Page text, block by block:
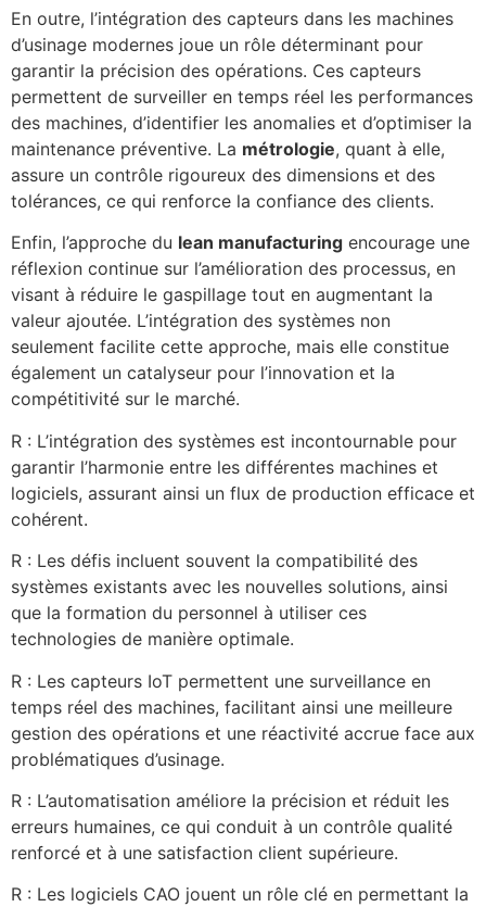
En outre, l’intégration des capteurs dans les machines
d’usinage modernes joue un rôle déterminant pour
garantir la précision des opérations. Ces capteurs
permettent de surveiller en temps réel les performances
des machines, d’identifier les anomalies et d’optimiser la
maintenance préventive. La métrologie, quant à elle,
assure un contrôle rigoureux des dimensions et des
tolérances, ce qui renforce la confiance des clients.
Enfin, l’approche du lean manufacturing encourage une
réflexion continue sur l’amélioration des processus, en
visant à réduire le gaspillage tout en augmentant la
valeur ajoutée. L’intégration des systèmes non
seulement facilite cette approche, mais elle constitue
également un catalyseur pour l’innovation et la
compétitivité sur le marché.
R : L’intégration des systèmes est incontournable pour
garantir l’harmonie entre les différentes machines et
logiciels, assurant ainsi un flux de production efficace et
cohérent.
R : Les défis incluent souvent la compatibilité des
systèmes existants avec les nouvelles solutions, ainsi
que la formation du personnel à utiliser ces
technologies de manière optimale.
R : Les capteurs IoT permettent une surveillance en
temps réel des machines, facilitant ainsi une meilleure
gestion des opérations et une réactivité accrue face aux
problématiques d’usinage.
R : L’automatisation améliore la précision et réduit les
erreurs humaines, ce qui conduit à un contrôle qualité
renforcé et à une satisfaction client supérieure.
R : Les logiciels CAO jouent un rôle clé en permettant la